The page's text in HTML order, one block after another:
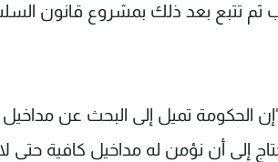
ثم تتبع بعد ذلك بمشروع قانون
تميل إلى البحث عن مداخيل
إلى أن نؤمن له مداخيل كافية حتى